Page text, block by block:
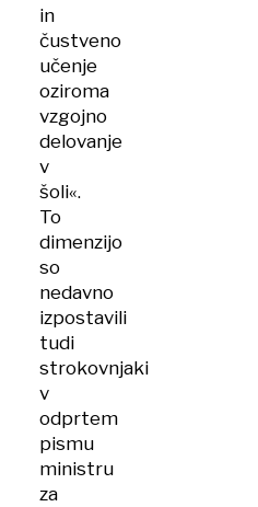
in
čustveno
učenje
oziroma
vzgojno
delovanje
v
šoli«.
To
dimenzijo
so
nedavno
izpostavili
tudi
strokovnjaki
v
odprtem
pismu
ministru
za